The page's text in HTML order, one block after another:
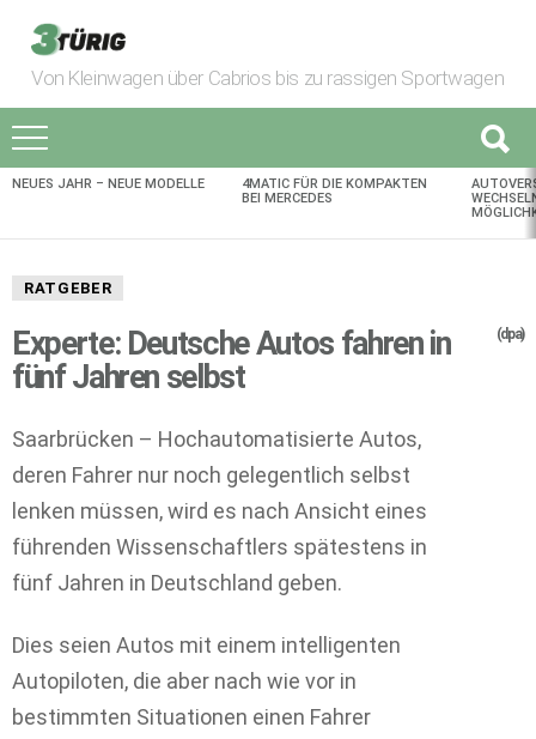
Von Kleinwagen über Cabrios bis zu rassigen Sportwagen
AKTUELLES
NEUES JAHR – NEUE MODELLE
4MATIC FÜR DIE KOMPAKTEN
BEI MERCEDES
RATGEBER
Experte: Deutsche Autos fahren in
fünf Jahren selbst
(dpa)
Saarbrücken – Hochautomatisierte Autos,
deren Fahrer nur noch gelegentlich selbst
lenken müssen, wird es nach Ansicht eines
führenden Wissenschaftlers spätestens in
fünf Jahren in Deutschland geben.
Dies seien Autos mit einem intelligenten
Autopiloten, die aber nach wie vor in
bestimmten Situationen einen Fahrer